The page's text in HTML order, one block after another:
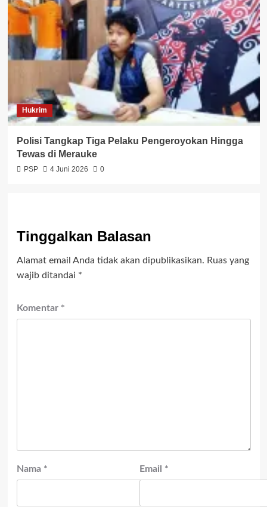
Hukrim
Polisi Tangkap Tiga Pelaku Pengeroyokan Hingga
Tewas di Merauke
PSP 4 Juni 2026 0
Tinggalkan Balasan
Alamat email Anda tidak akan dipublikasikan. Ruas yang
wajib ditandai *
Komentar *
Nama * Email *